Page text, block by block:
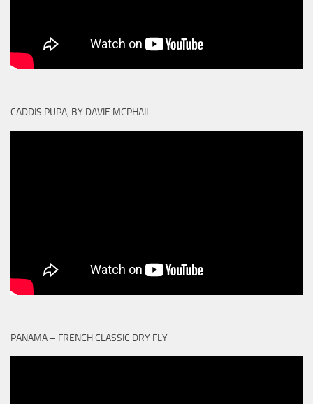
CADDIS PUPA, BY DAVIE MCPHAIL
PANAMA – FRENCH CLASSIC DRY FLY